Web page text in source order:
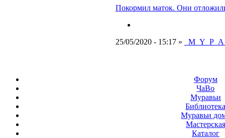
Покормил маток. Они
25/05/2020 - 15:17 »
Форум
ЧаВо
Муравьи
Муравьи
Мастерская
Каталог